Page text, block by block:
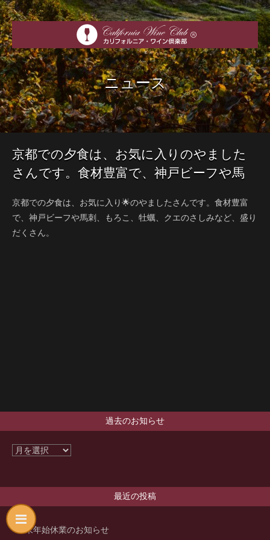
ニュース
京都での夕食は、お気に入りのやました
さんです。食材豊富で、神戸ビーフや馬
盛りだくさん。
京都での夕食は、お気に入り🌟のやましたさんです。食材豊富
で、神戸ビーフや馬刺、もろこ、牡蠣、クエのさしみなど、盛り
だくさん。
過去のお知らせ
最近の投稿
年末年始休業のお知らせ